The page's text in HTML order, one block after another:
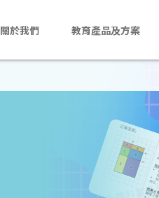
關於我們 教育產品及方案